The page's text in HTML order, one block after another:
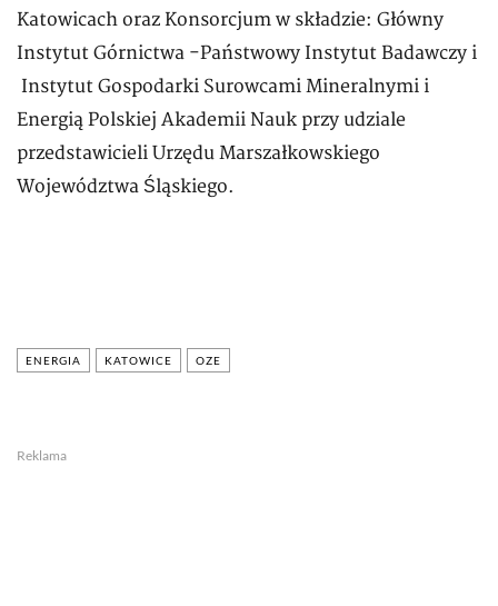
Katowicach oraz Konsorcjum w składzie: Główny
Instytut Górnictwa -Państwowy Instytut Badawczy i
Instytut Gospodarki Surowcami Mineralnymi i
Energią Polskiej Akademii Nauk przy udziale
przedstawicieli Urzędu Marszałkowskiego
Województwa Śląskiego.
ENERGIA KATOWICE OZE
Reklama